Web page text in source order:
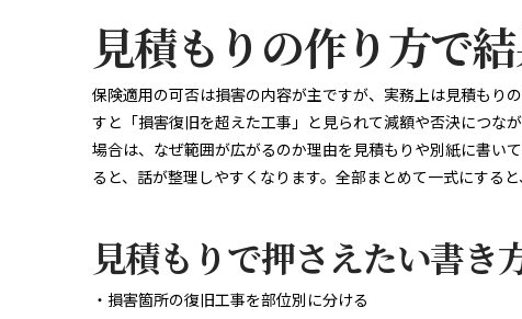
見積もりの作り方で
保険適用の可否は損害の内容が主ですが、実務上は見積もり
すと「損害復旧を超えた工事」と見られて減額や否決につな
場合は、なぜ範囲が広がるのか理由を見積もりや別紙に書い
ると、話が整理しやすくなります。全部まとめて一式にする
見積もりで押さえたい書き
・損害箇所の復旧工事を部位別に分ける